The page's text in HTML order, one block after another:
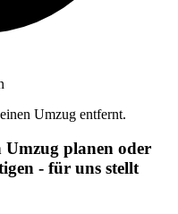
Umzug entfernt.
Umzug planen oder
- für uns stellt